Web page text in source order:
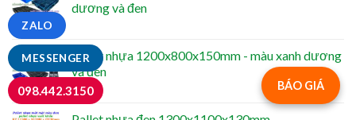
dương và đen
Pallet nhựa 1200x800x150mm - màu xanh dương
và đen
BÁO GIÁ
MESSENGER
ZALO
098.442.3150